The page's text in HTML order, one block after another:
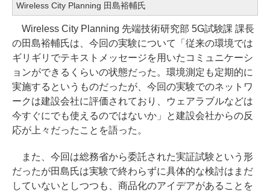
Wireless City Planning 田島裕輔氏
Wireless City Planning 先端技術研究部 5G試験課 課長
の田島裕輔氏は、今回の実験について「従来の環境では
ギリギリでテキストメッセージを用いたコミュニケーシ
ョンができるくらいの状態だった。環境測定も定期的に
実施するというものだったが、今回の実験でのネットワ
ークは建設会社に評価されており、ウェアラブルなどは
今すぐにでも使えるのではないか」と建設会社からの反
応が上々だったことを語った。
また、今回は総務省から委託された実証試験という形
だったが田島氏は実験で終わらずに具体的な検討はまだ
していないとしつつも、商品化のアイデアがあることを